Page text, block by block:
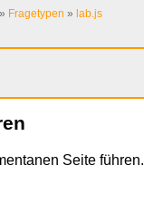
» Fragetypen » lab.js
Seite führen.